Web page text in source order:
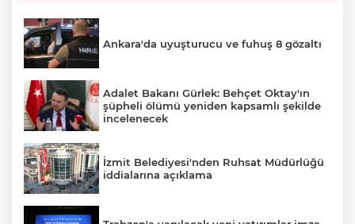
Ankara'da uyuşturucu ve fuhuş 8 gözaltı
Adalet Bakanı Gürlek: Behçet Oktay'ın
şüpheli ölümü yeniden kapsamlı şekilde
incelenecek
İzmit Belediyesi'nden Ruhsat Müdürlüğü
iddialarına açıklama